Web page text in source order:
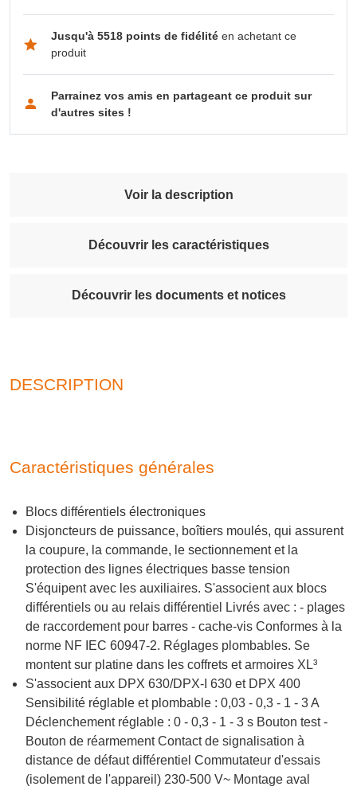
Jusqu'à 5518 points de fidélitéen achetant ce
produit
Parrainez vos amis en partageant ce produit sur
d'autres sites !
Voir la description
Découvrir les caractéristiques
Découvrir les documents et notices
DESCRIPTION
Caractéristiques générales
Blocs différentiels électroniques
Disjoncteurs de puissance, boîtiers moulés, qui assurent
la coupure, la commande, le sectionnement et la
protection des lignes électriques basse tension
S'équipent avec les auxiliaires. S'associent aux blocs
différentiels ou au relais différentiel Livrés avec : - plages
de raccordement pour barres - cache-vis Conformes à la
norme NF IEC 60947-2. Réglages plombables. Se
montent sur platine dans les coffrets et armoires XL³
S'associent aux DPX 630/DPX-I 630 et DPX 400
Sensibilité réglable et plombable : 0,03 - 0,3 - 1 - 3 A
Déclenchement réglable : 0 - 0,3 - 1 - 3 s Bouton test -
Bouton de réarmement Contact de signalisation à
distance de défaut différentiel Commutateur d'essais
(isolement de l'appareil) 230-500 V~ Montage aval